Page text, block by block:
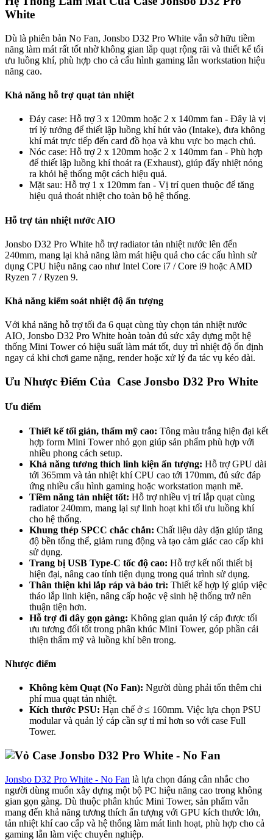
White
Dù là phiên bản No Fan, Jonsbo D32 Pro White vẫn sở hữu tiềm
năng làm mát rất tốt nhờ không gian lắp quạt rộng rãi và thiết kế tối
ưu luồng khí, phù hợp cho cả cấu hình gaming lẫn workstation hiệu
năng cao.
Khả năng hỗ trợ quạt tản nhiệt
Đáy case: Hỗ trợ 3 x 120mm hoặc 2 x 140mm fan - Đây là vị
trí lý tưởng để thiết lập luồng khí hút vào (Intake), đưa không
khí mát trực tiếp đến card đồ họa và khu vực bo mạch chủ.
Nóc case: Hỗ trợ 2 x 120mm hoặc 2 x 140mm fan - Phù hợp
để thiết lập luồng khí thoát ra (Exhaust), giúp đẩy nhiệt nóng
ra khỏi hệ thống một cách hiệu quả.
Mặt sau: Hỗ trợ 1 x 120mm fan - Vị trí quen thuộc để tăng
hiệu quả thoát nhiệt cho toàn bộ hệ thống.
Hỗ trợ tản nhiệt nước AIO
Jonsbo D32 Pro White hỗ trợ radiator tản nhiệt nước lên đến
240mm, mang lại khả năng làm mát hiệu quả cho các cấu hình sử
dụng CPU hiệu năng cao như Intel Core i7 / Core i9 hoặc AMD
Ryzen 7 / Ryzen 9.
Khả năng kiểm soát nhiệt độ ấn tượng
Với khả năng hỗ trợ tối đa 6 quạt cùng tùy chọn tản nhiệt nước
AIO, Jonsbo D32 Pro White hoàn toàn đủ sức xây dựng một hệ
thống Mini Tower có hiệu suất làm mát tốt, duy trì nhiệt độ ổn định
ngay cả khi chơi game nặng, render hoặc xử lý đa tác vụ kéo dài.
Ưu Nhược Điểm Của Case Jonsbo D32 Pro White
Ưu điểm
Thiết kế tối giản, thẩm mỹ cao: Tông màu trắng hiện đại kết
hợp form Mini Tower nhỏ gọn giúp sản phẩm phù hợp với
nhiều phong cách setup.
Khả năng tương thích linh kiện ấn tượng: Hỗ trợ GPU dài
tới 365mm và tản nhiệt khí CPU cao tới 170mm, đủ sức đáp
ứng nhiều cấu hình gaming hoặc workstation mạnh mẽ.
Tiềm năng tản nhiệt tốt: Hỗ trợ nhiều vị trí lắp quạt cùng
radiator 240mm, mang lại sự linh hoạt khi tối ưu luồng khí
cho hệ thống.
Khung thép SPCC chắc chắn: Chất liệu dày dặn giúp tăng
độ bền tổng thể, giảm rung động và tạo cảm giác cao cấp khi
sử dụng.
Trang bị USB Type-C tốc độ cao: Hỗ trợ kết nối thiết bị
hiện đại, nâng cao tính tiện dụng trong quá trình sử dụng.
Thân thiện khi lắp ráp và bảo trì: Thiết kế hợp lý giúp việc
tháo lắp linh kiện, nâng cấp hoặc vệ sinh hệ thống trở nên
thuận tiện hơn.
Hỗ trợ đi dây gọn gàng: Không gian quản lý cáp được tối
ưu tương đối tốt trong phân khúc Mini Tower, góp phần cải
thiện thẩm mỹ và luồng khí bên trong.
Nhược điểm
Không kèm Quạt (No Fan): Người dùng phải tốn thêm chi
phí mua quạt tản nhiệt.
Kích thước PSU: Hạn chế ở ≤ 160mm. Việc lựa chọn PSU
modular và quản lý cáp cần sự tỉ mỉ hơn so với case Full
Tower.
Jonsbo D32 Pro White - No Fan là lựa chọn đáng cân nhắc cho
người dùng muốn xây dựng một bộ PC hiệu năng cao trong không
gian gọn gàng. Dù thuộc phân khúc Mini Tower, sản phẩm vẫn
mang đến khả năng tương thích ấn tượng với GPU kích thước lớn,
tản nhiệt khí cao cấp và hệ thống làm mát linh hoạt, phù hợp cho cả
gaming lẫn làm việc chuyên nghiệp.